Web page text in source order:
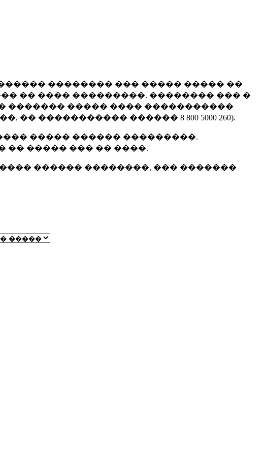
�������� ��� ����� ����� ��
�� ���� ���������. �������� ��� �
� ������� ����� ���� �����������
������ 8 800 5000 260).
����� ������ ���������.
�� ����� ��� �� ����.
������ ��������, ��� �������